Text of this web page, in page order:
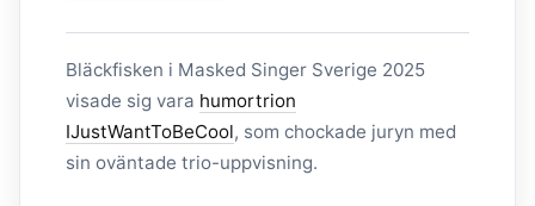
Bläckfisken i Masked Singer Sverige 2025
visade sig vara humortrion
IJustWantToBeCool, som chockade juryn med
sin oväntade trio-uppvisning.